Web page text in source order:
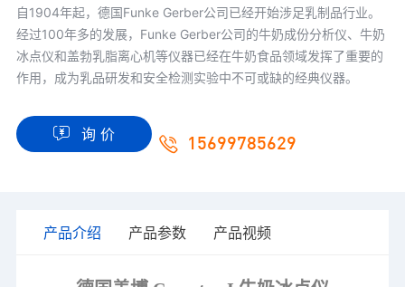
自1904年起，德国Funke Gerber公司已经开始涉足乳制品行业。
经过100年多的发展，Funke Gerber公司的牛奶成份分析仪、牛奶
冰点仪和盖勃乳脂离心机等仪器已经在牛奶食品领域发挥了重要的
作用，成为乳品研发和安全检测实验中不可或缺的经典仪器。
询 价 15699785629
产品介绍 产品参数 产品视频